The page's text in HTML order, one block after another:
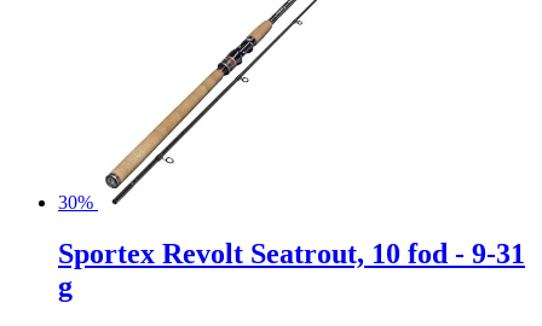
30%
Sportex Revolt Seatrout, 10 fod - 9-31
g